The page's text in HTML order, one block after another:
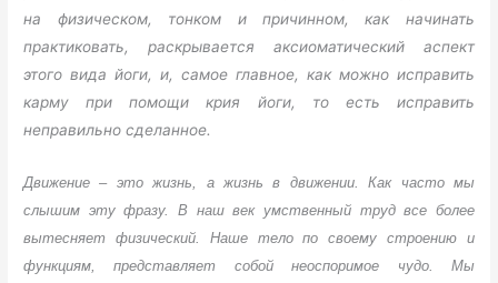
на физическом, тонком и причинном, как начинать
практиковать, раскрывается аксиоматический аспект
этого вида йоги, и, самое главное, как можно исправить
карму при помощи крия йоги, то есть исправить
неправильно сделанное.
Движение – это жизнь, а жизнь в движении. Как часто мы
слышим эту фразу. В наш век умственный труд все более
вытесняет физический. Наше тело по своему строению и
функциям, представ­ляет собой неоспоримое чудо. Мы